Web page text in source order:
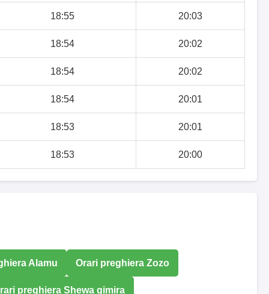
18:55 20:03
18:54 20:02
18:54 20:02
18:54 20:01
18:53 20:01
18:53 20:00
Alamu Orari preghiera Zozo
preghiera Shewa gimira